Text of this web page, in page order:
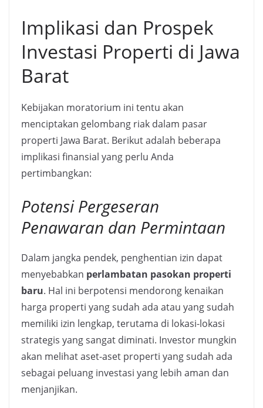
Implikasi dan Prospek
Investasi Properti di Jawa
Barat
Kebijakan moratorium ini tentu akan
menciptakan gelombang riak dalam pasar
properti Jawa Barat. Berikut adalah beberapa
implikasi finansial yang perlu Anda
pertimbangkan:
Potensi Pergeseran
Penawaran dan Permintaan
Dalam jangka pendek, penghentian izin dapat
menyebabkan perlambatan pasokan properti
baru. Hal ini berpotensi mendorong kenaikan
harga properti yang sudah ada atau yang sudah
memiliki izin lengkap, terutama di lokasi-lokasi
strategis yang sangat diminati. Investor mungkin
akan melihat aset-aset properti yang sudah ada
sebagai peluang investasi yang lebih aman dan
menjanjikan.